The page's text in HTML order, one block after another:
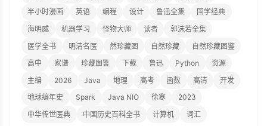
半小时漫画
英语 编程 设计 鲁迅全集
国学经典
海明威
机器学习 怪物大师 读者
郭沫若全集
医学全书
明清名医 然珍藏图 自然珍藏
自然珍藏图鉴
高中
家谱 珍藏图鉴 下载 鲁迅 Python
资源
主编
2026 Java 地理 高考 函数 高清
开发
地球编年史
Spark Java NIO 徐寒
2023
中华传世医典
中国历史百科全书 计算机 词汇